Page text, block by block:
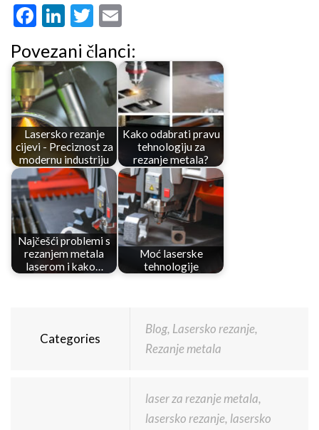
Facebook
LinkedIn
Twitter
Povezani članci:
Lasersko rezanje
cijevi - Preciznost za
modernu industriju
Kako odabrati pravu
tehnologiju za
rezanje metala?
Najčešći problemi s
rezanjem metala
laserom i kako…
Moć laserske
tehnologije
Categories
Blog, Lasersko rezanje,
Rezanje metala
laser za rezanje metala,
lasersko rezanje, lasersko